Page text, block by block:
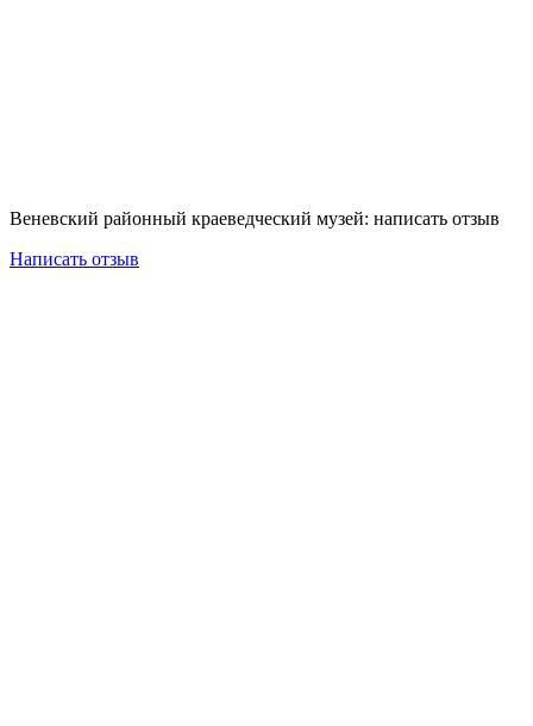
Веневский районный краеведческий музей: написать отзыв
Написать отзыв